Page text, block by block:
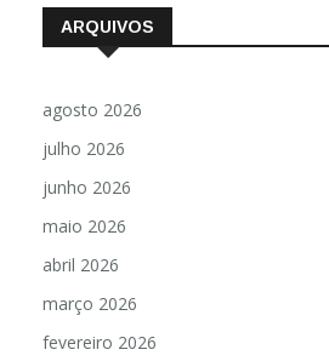
ARQUIVOS
agosto 2026
julho 2026
junho 2026
maio 2026
abril 2026
março 2026
fevereiro 2026